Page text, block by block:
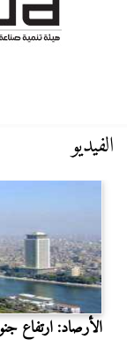
الفيديو
الأرصاد: ارتفاع جنوني